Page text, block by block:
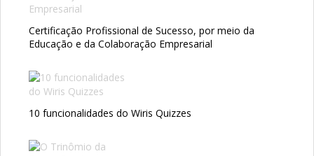
Certificação Profissional de Sucesso, por meio da
Educação e da Colaboração Empresarial
10 funcionalidades do Wiris Quizzes